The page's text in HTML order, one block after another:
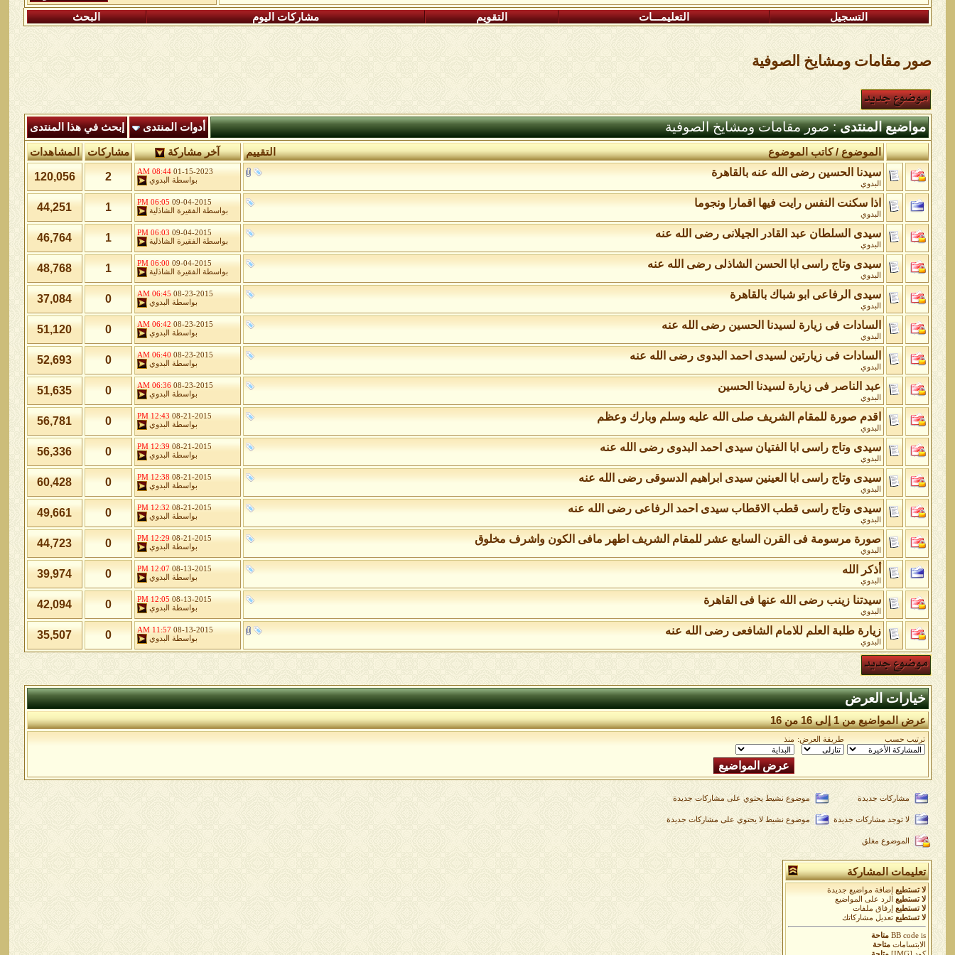
التسجيل التعليمـــات التقويم مشاركات اليوم البحث
صور مقامات ومشايخ الصوفية
مواضيع المنتدى: صور مقامات ومشايخ الصوفية أدوات المنتدى إبحث في هذا المنتدى
التقييم الموضوع/كاتب الموضوع آخر مشاركة مشاركات المشاهدات
سيدنا الحسين رضى الله عنه بالقاهرة
البدوي
01-15-2023
08:44 AM
بواسطة
البدوي 2
120,056
اذا سكنت النفس رايت فيها اقمارا ونجوما
البدوي
09-04-2015
06:05 PM
بواسطة
الفقيرة الشاذلية 1
44,251
سيدى السلطان عبد القادر الجيلانى رضى الله عنه
البدوي
09-04-2015
06:03 PM
بواسطة
الفقيرة الشاذلية 1
46,764
سيدى وتاج راسى ابا الحسن الشاذلى رضى الله عنه
البدوي
09-04-2015
06:00 PM
بواسطة
الفقيرة الشاذلية 1
48,768
سيدى الرفاعى ابو شباك بالقاهرة
البدوي
08-23-2015
06:45 AM
بواسطة
البدوي 0
37,084
السادات فى زيارة لسيدنا الحسين رضى الله عنه
البدوي
08-23-2015
06:42 AM
بواسطة
البدوي 0
51,120
السادات فى زيارتين لسيدى احمد البدوى رضى الله عنه
البدوي
08-23-2015
06:40 AM
بواسطة
البدوي 0
52,693
عبد الناصر فى زيارة لسيدنا الحسين
البدوي
08-23-2015
06:36 AM
بواسطة
البدوي 0
51,635
اقدم صورة للمقام الشريف صلى الله عليه وسلم وبارك وعظم
البدوي
08-21-2015
12:43 PM
بواسطة
البدوي 0
56,781
سيدى وتاج راسى ابا الفتيان سيدى احمد البدوى رضى الله عنه
البدوي
08-21-2015
12:39 PM
بواسطة
البدوي 0
56,336
سيدى وتاج راسى ابا العينين سيدى ابراهيم الدسوقى رضى الله عنه
البدوي
08-21-2015
12:38 PM
بواسطة
البدوي 0
60,428
سيدى وتاج راسى قطب الاقطاب سيدى احمد الرفاعى رضى الله عنه
البدوي
08-21-2015
12:32 PM
بواسطة
البدوي 0
49,661
صورة مرسومة فى القرن السابع عشر للمقام الشريف اطهر مافى الكون واشرف مخلوق
البدوي
08-21-2015
12:29 PM
بواسطة
البدوي 0
44,723
أذكر الله
البدوي
08-13-2015
12:07 PM
بواسطة
البدوي 0
39,974
سيدتنا زينب رضى الله عنها فى القاهرة
البدوي
08-13-2015
12:05 PM
بواسطة
البدوي 0
42,094
زيارة طلبة العلم للامام الشافعى رضى الله عنه
البدوي
08-13-2015
11:57 AM
بواسطة
البدوي 0
35,507
خيارات العرض
عرض المواضيع من 1 إلى 16 من 16
ترتيب حسب طريقة العرض: منذ
مشاركات جديدة موضوع نشيط يحتوي على مشاركات جديدة
لا توجد مشاركات جديدة موضوع نشيط لا يحتوي على مشاركات جديدة
الموضوع مغلق
تعليمات المشاركة
لا تستطيع
إضافة مواضيع جديدة
لا تستطيع
الرد على المواضيع
لا تستطيع
إرفاق ملفات
لا تستطيع تعديل مشاركاتك
BB codeis
متاحة
الابتسامات متاحة